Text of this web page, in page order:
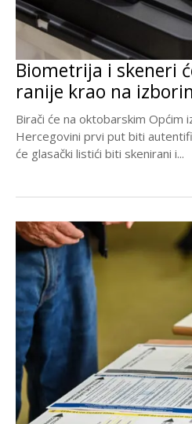
Biometrija i skeneri
ranije krao na
Birači će na oktobarskim Općim
Hercegovini prvi put biti
će glasački listići biti skenirani i...